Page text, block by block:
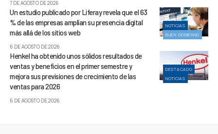
7 DE AGOSTO DE 2026
NOTICIAS
BUEN GOBIERNO
Un estudio publicado por Liferay revela que el 63
% de las empresas amplían su presencia digital
más allá de los sitios web
6 DE AGOSTO DE 2026
DESTACADO
NOTICIAS
Henkel ha obtenido unos sólidos resultados de
ventas y beneficios en el primer semestre y
mejora sus previsiones de crecimiento de las
ventas para 2026
6 DE AGOSTO DE 2026